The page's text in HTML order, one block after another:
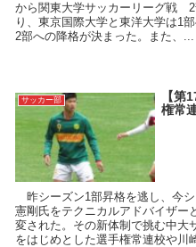
から関東大学サッカーリーグ戦 2
り、東京国際大学と東洋大学は1
2部への降格が決まった。また、...
サッカー部
【第
権常
昨シーズン1部昇格を逃し、今
憲剛氏をテクニカルアドバイザー
変された。その新体制で挑む中大
をはじめとした選手権常連校や川